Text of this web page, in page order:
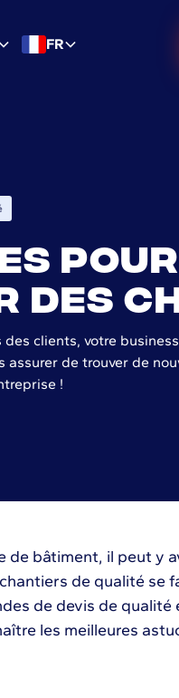
FR
pour
des
clients, votre
assurer de trouver de
!
de bâtiment, il peut y
de qualité se
de devis de qualité
les meilleures